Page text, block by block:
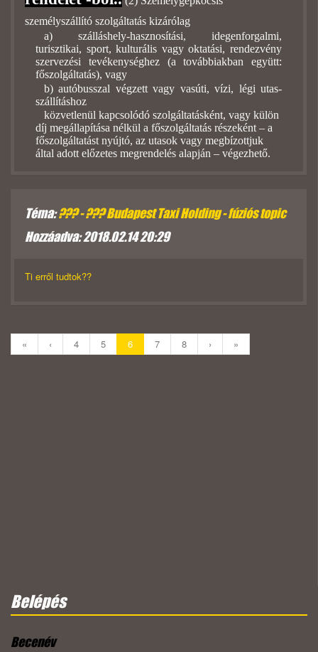
személyszállító szolgáltatás kizárólag
a) szálláshely-hasznosítási, idegenforgalmi,
turisztikai, sport, kulturális vagy oktatási, rendezvény
szervezési tevékenységhez (a továbbiakban együtt:
főszolgáltatás), vagy
b) autóbusszal végzett vagy vasúti, vízi, légi utas-
szállításhoz
közvetlenül kapcsolódó szolgáltatásként, vagy külön
díj megállapítása nélkül a főszolgáltatás részeként – a
főszolgáltatást nyújtó, az utasok vagy megbízottjuk
által adott előzetes megrendelés alapján – végezhető.
Téma:??? - ??? Budapest Taxi Holding - fúziós topic
Hozzáadva: 2018.02.14 20:29
Ti erről tudtok??
« ‹ 4 5 6 7 8 › »
Belépés
Becenév